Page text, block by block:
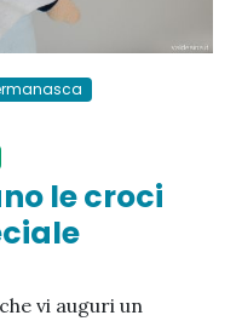
le croci
vi auguri un